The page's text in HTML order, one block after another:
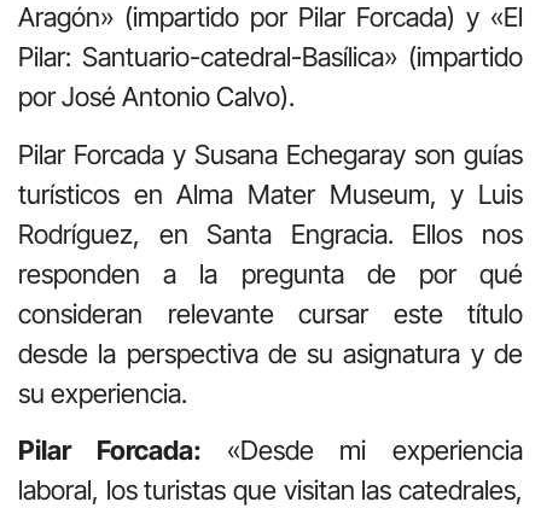
Aragón» (impartido por Pilar Forcada) y «El
Pilar: Santuario-catedral-Basílica» (impartido
por José Antonio Calvo).
Pilar Forcada y Susana Echegaray son guías
turísticos en Alma Mater Museum, y Luis
Rodríguez, en Santa Engracia. Ellos nos
responden a la pregunta de por qué
consideran relevante cursar este título
desde la perspectiva de su asignatura y de
su experiencia.
Pilar Forcada: «Desde mi experiencia
laboral, los turistas que visitan las catedrales,